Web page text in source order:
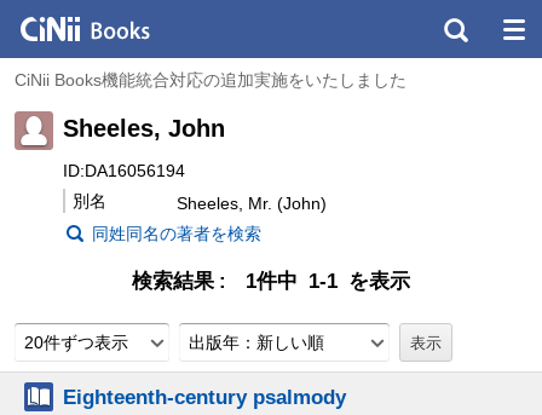
CiNii Books機能統合対応の追加実施をいたしました
Sheeles, John
ID:DA16056194
別名
Sheeles, Mr. (John)
同姓同名の著者を検索
検索結果 1件中 1-1 を表示
20件ずつ表示 出版年：新しい順
Eighteenth-century psalmody